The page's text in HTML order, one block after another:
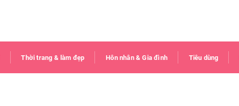
Thời trang & làm đẹp Hôn nhân & Gia đình Tiêu dùng